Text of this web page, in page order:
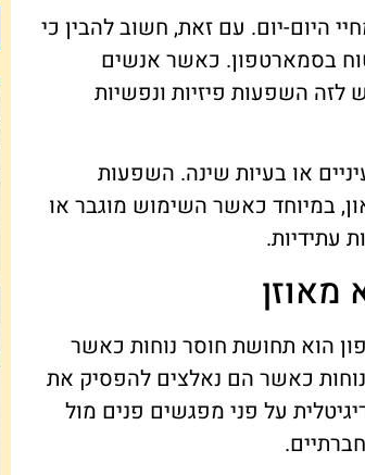
היום-יום. עם זאת, חשוב להבין כי
בסמארטפון. כאשר אנשים
לזה השפעות פיזיות ונפשיות
או בעיות שינה. השפעות
במיוחד כאשר השימוש מוגבר או
עתידיות.
מאוזן
הוא תחושת חוסר נוחות כאשר
כאשר הם נאלצים להפסיק את
על פני מפגשים פנים מול